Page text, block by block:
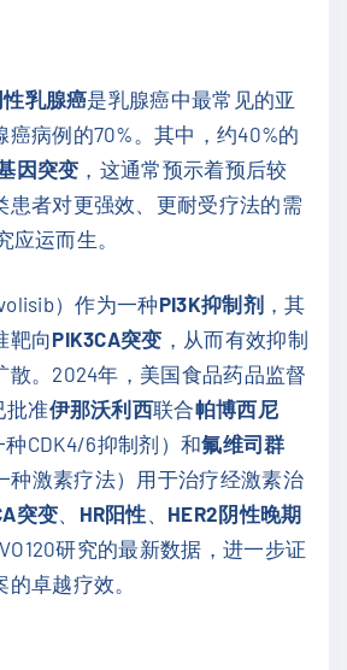
性乳腺癌是乳腺癌中最常见的亚
癌病例的70%。其中，约40%的
因突变 ，这通常预示着预后较
患者对更强效、更耐受疗法的需
应运而生。
）作为一种PI3K抑制剂 ，其
靶向PIK3CA突变 ，从而有效抑制
散。2024年，美国食品药品监督
批准伊那沃利西联合帕博西尼
种CDK4/6抑制剂）和氟维司群
种激素疗法）用于治疗经激素治
突变、 HR阳性、 HER2阴性晚期
研究的最新数据，进一步证
卓越疗效。